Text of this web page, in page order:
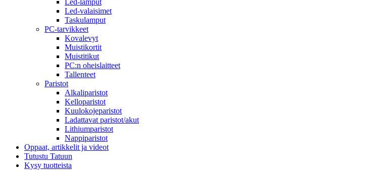
Led-lamput
Led-valaisimet
Taskulamput
PC-tarvikkeet
Kovalevyt
Muistikortit
Muistitikut
PC:n oheislaitteet
Tallenteet
Paristot
Alkaliparistot
Kelloparistot
Kuulokojeparistot
Ladattavat paristot/akut
Lithiumparistot
Nappiparistot
Oppaat, artikkelit ja videot
Tutustu Tatuun
Kysy tuotteista